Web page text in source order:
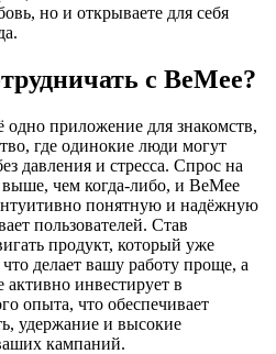
но и открываете для себя
с BeMee?
приложение для знакомств,
где одинокие люди могут
давления и стресса. Спрос на
чем когда-либо, и BeMee
понятную и надёжную
пользователей. Став
продукт, который уже
делает вашу работу проще, а
инвестирует в
опыта, что обеспечивает
удержание и высокие
кампаний.